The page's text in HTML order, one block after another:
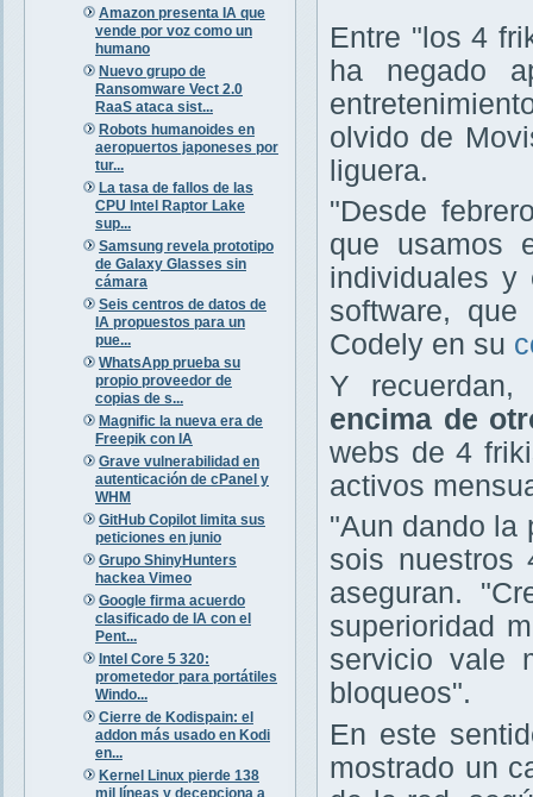
Amazon presenta IA que
vende por voz como un
humano
Nuevo grupo de
Ransomware Vect 2.0
RaaS ataca sist...
Robots humanoides en
aeropuertos japoneses por
tur...
La tasa de fallos de las
CPU Intel Raptor Lake
sup...
Samsung revela prototipo
de Galaxy Glasses sin
cámara
Seis centros de datos de
IA propuestos para un
pue...
WhatsApp prueba su
propio proveedor de
copias de s...
Magnific la nueva era de
Freepik con IA
Grave vulnerabilidad en
autenticación de cPanel y
WHM
GitHub Copilot limita sus
peticiones en junio
Grupo ShinyHunters
hackea Vimeo
Google firma acuerdo
clasificado de IA con el
Pent...
Intel Core 5 320:
prometedor para portátiles
Windo...
Cierre de Kodispain: el
addon más usado en Kodi
en...
Kernel Linux pierde 138
mil líneas y decepciona a
Entre "los 4
ha negado
olvido de
liguera.
"Desde
que usamos
individuales y
software,
Codely en su
Y
encima de
webs de 4
activos
"Aun dando la
sois nuestros
aseguran.
superioridad
servicio vale
bloqueos".
En este
mostrado un